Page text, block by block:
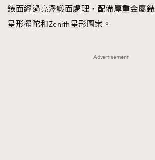
錶面經過亮澤緞面處理，配備厚重金屬
星形擺陀和Zenith星形圖案。
Advertisement